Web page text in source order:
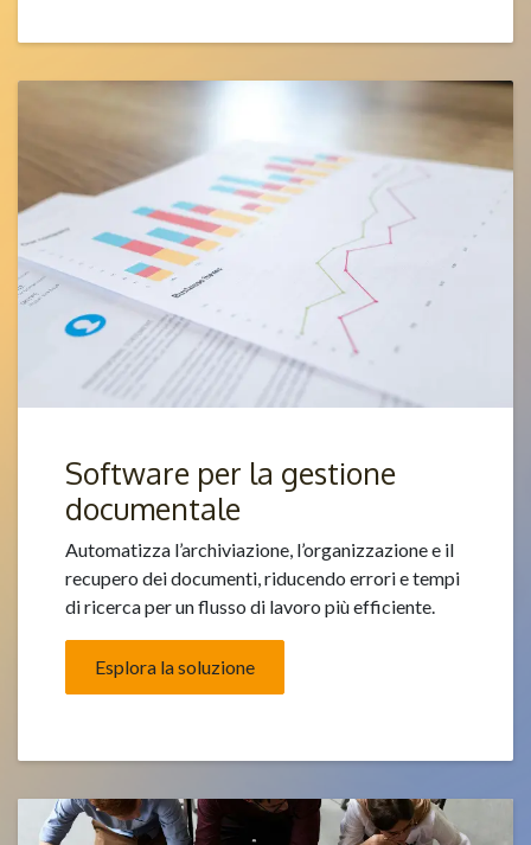
Software per la gestione
documentale
Automatizza l’archiviazione, l’organizzazione e il
recupero dei documenti, riducendo errori e tempi
di ricerca per un flusso di lavoro più efficiente.
Esplora la soluzione